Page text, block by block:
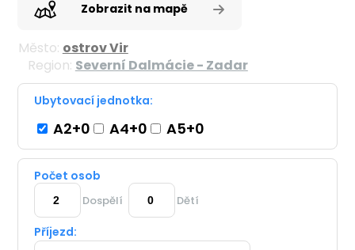
Zobrazit na mapě
Město: ostrov Vir
Region: Severní Dalmácie - Zadar
Ubytovací jednotka:
A2+0 A4+0 A5+0
Počet osob
Dospělí Dětí
Příjezd: